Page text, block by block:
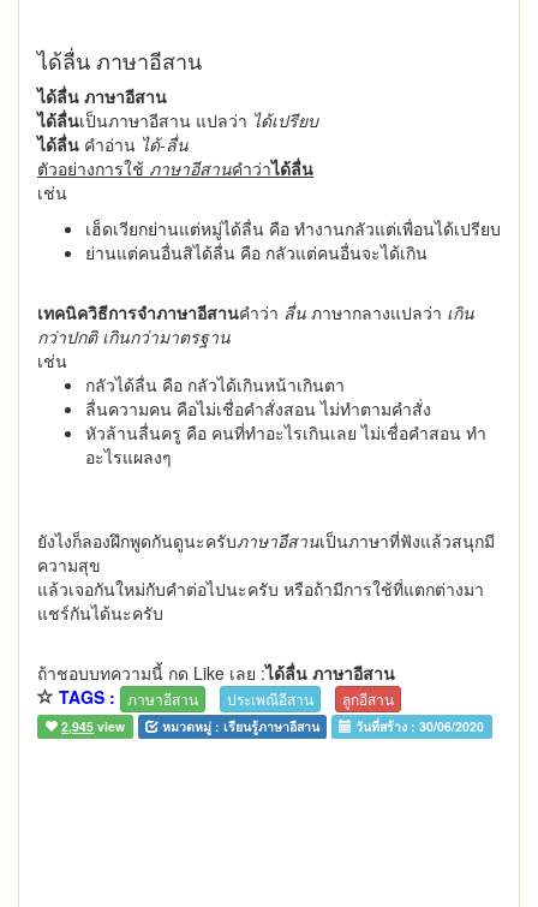
ได้ลื่น ภาษาอีสาน
ได้ลื่น ภาษาอีสาน
ได้ลื่นเป็นภาษาอีสาน แปลว่า ได้เปรียบ
ได้ลื่น คำอ่าน ได้-ลื่น
ตัวอย่างการใช้ ภาษาอีสานคำว่าได้ลื่น
เช่น
เฮ็ดเวียกย่านแต่หมู่ได้ลื่น คือ ทำงานกลัวแต่เพื่อนได้เปรียบ
ย่านแต่คนอื่นสิได้ลื่น คือ กลัวแต่คนอื่นจะได้เกิน
เทคนิควิธีการจำภาษาอีสานคำว่า ลื่น ภาษากลางแปลว่า เกิน
กว่าปกติ เกินกว่ามาตรฐาน
เช่น
กลัวได้ลื่น คือ กลัวได้เกินหน้าเกินตา
ลื่นความคน คือไม่เชื่อคำสั่งสอน ไม่ทำตามคำสั่ง
หัวล้านลื่นครู คือ คนที่ทำอะไรเกินเลย ไม่เชื่อคำสอน ทำ
อะไรแผลงๆ
ยังไงก็ลองฝึกพูดกันดูนะครับภาษาอีสานเป็นภาษาที่ฟังแล้วสนุกมี
ความสุข
แล้วเจอกันใหม่กับคำต่อไปนะครับ หรือถ้ามีการใช้ที่แตกต่างมา
แชร์กันได้นะครับ
ถ้าชอบบทความนี้ กด Like เลย :ได้ลื่น ภาษาอีสาน
TAGS :
ภาษาอีสาน ประเพณีอีสาน ลูกอีสาน
2,945 view หมวดหมู่ : เรียนรู้ภาษาอีสาน วันที่สร้าง :30/06/2020